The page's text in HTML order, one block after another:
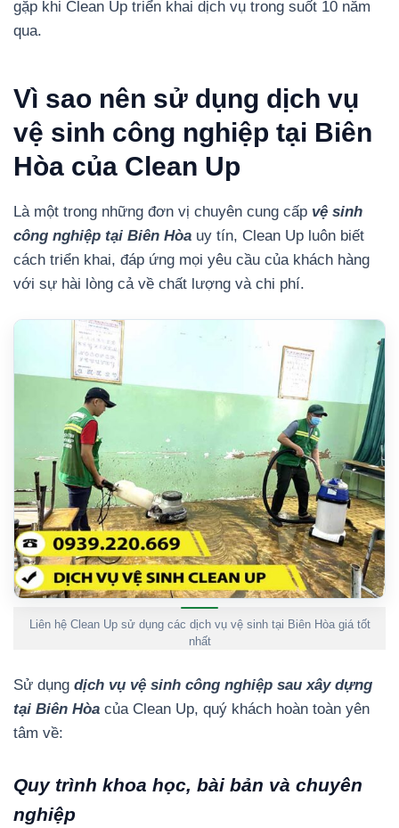
gặp khi Clean Up triển khai dịch vụ trong suốt 10 năm
qua.
Vì sao nên sử dụng dịch vụ
vệ sinh công nghiệp tại Biên
Hòa của Clean Up
Là một trong những đơn vị chuyên cung cấp vệ sinh
công nghiệp tại Biên Hòa uy tín, Clean Up luôn biết
cách triển khai, đáp ứng mọi yêu cầu của khách hàng
với sự hài lòng cả về chất lượng và chi phí.
Liên hệ Clean Up sử dụng các dịch vụ vệ sinh tại Biên Hòa giá tốt
nhất
Sử dụng dịch vụ vệ sinh công nghiệp sau xây dựng
tại Biên Hòa của Clean Up, quý khách hoàn toàn yên
tâm về:
Quy trình khoa học, bài bản và chuyên
nghiệp